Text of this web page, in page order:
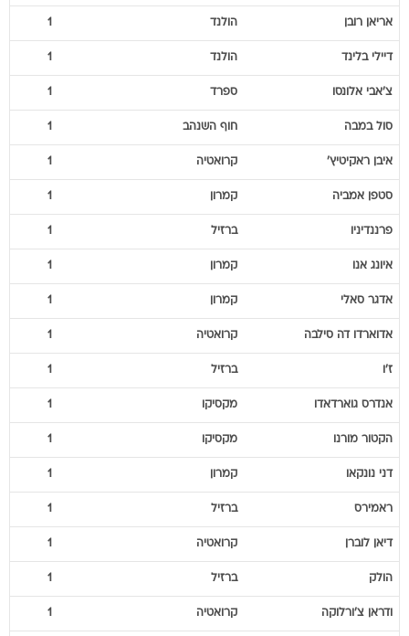
אריאן רובן הולנד 1
דיילי בלינד הולנד 1
צ'אבי אלונסו ספרד 1
סול במבה חוף השנהב 1
איבן ראקיטיץ' קרואטיה 1
סטפן אמביה קמרון 1
פרננדיניו ברזיל 1
איונג אנו קמרון 1
אדגר סאלי קמרון 1
אדוארדו דה סילבה קרואטיה 1
ז'ו ברזיל 1
אנדרס גוארדאדו מקסיקו 1
הקטור מורנו מקסיקו 1
דני נונקאו קמרון 1
ראמירס ברזיל 1
דיאן לוברן קרואטיה 1
הולק ברזיל 1
ודראן צ'ורלוקה קרואטיה 1